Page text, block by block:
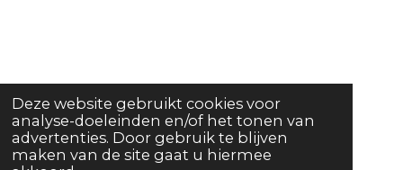
Deze website gebruikt cookies voor
analyse-doeleinden en/of het tonen van
advertenties. Door gebruik te blijven
maken van de site gaat u hiermee